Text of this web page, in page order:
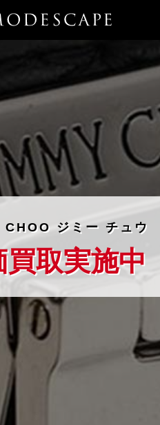
ジミー チュウ
買取実施中